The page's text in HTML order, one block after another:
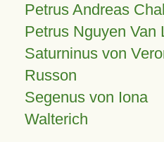
Petrus Andreas
Petrus Nguyen Van
Saturninus von
Russon
Segenus von Iona
Walterich